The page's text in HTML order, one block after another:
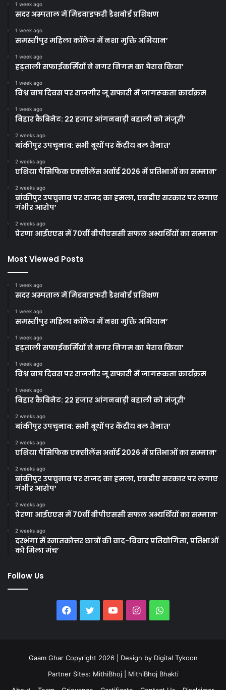
1 week ago
सदर अस्पताल में मिडवाइफरी डैशबोर्ड प्रशिक्षण
1 week ago
समस्तीपुर महिला कॉलेज में नशा मुक्ति अभियान’
1 week ago
हड़ताली सफाईकर्मियों ने नगर निगम का घेराव किया’
1 week ago
विश्व बाघ दिवस पर राजगीर जू सफारी में जागरूकता कार्यक्रम
1 week ago
बिहार कैबिनेट: 22 हजार आंगनबाड़ी बहाली को मंजूरी’
2 weeks ago
बांकीपुर उपचुनाव: सभी बूथों पर केंद्रीय बल तैनात’
2 weeks ago
एशिया पैसिफिक एक्सीलेंस अवॉर्ड 2026 में प्रतिभाओं का सम्मान’
2 weeks ago
बांकीपुर उपचुनाव पर राजद का हमला, एनडीए सरकार पर लगाए
गंभीर आरोप’
2 weeks ago
प्रेरणा आईएएस में 70वीं बीपीएससी सफल अभ्यर्थियों का सम्मान’
Most Viewed Posts
1 week ago
सदर अस्पताल में मिडवाइफरी डैशबोर्ड प्रशिक्षण
1 week ago
समस्तीपुर महिला कॉलेज में नशा मुक्ति अभियान’
1 week ago
हड़ताली सफाईकर्मियों ने नगर निगम का घेराव किया’
1 week ago
विश्व बाघ दिवस पर राजगीर जू सफारी में जागरूकता कार्यक्रम
1 week ago
बिहार कैबिनेट: 22 हजार आंगनबाड़ी बहाली को मंजूरी’
2 weeks ago
बांकीपुर उपचुनाव: सभी बूथों पर केंद्रीय बल तैनात’
2 weeks ago
एशिया पैसिफिक एक्सीलेंस अवॉर्ड 2026 में प्रतिभाओं का सम्मान’
2 weeks ago
बांकीपुर उपचुनाव पर राजद का हमला, एनडीए सरकार पर लगाए
गंभीर आरोप’
2 weeks ago
प्रेरणा आईएएस में 70वीं बीपीएससी सफल अभ्यर्थियों का सम्मान’
2 weeks ago
दरभंगा में स्नातकोत्तर छात्रों की वाद-विवाद प्रतियोगिता, प्रतिभाओं
को मिला मंच’
Follow Us
Facebook
TwitterYouTubeInstagramWhatsApp
Gaam Ghar Copyright 2026 | Design by Digital Tykoon
Partner Sites: MithiBhoj
MithiBhoj Bhakti